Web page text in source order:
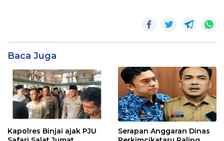
Baca Juga
Kapolres Binjai ajak PJU
Serapan Anggaran Dinas